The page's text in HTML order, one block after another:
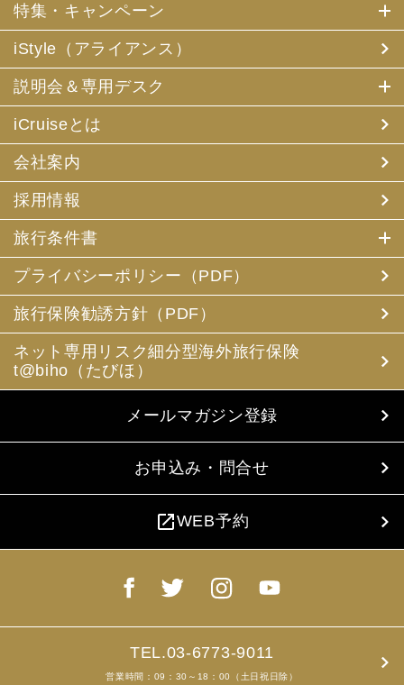
特集・キャンペーン
iStyle（アライアンス）
説明会＆専用デスク
iCruiseとは
会社案内
採用情報
旅行条件書
プライバシーポリシー（PDF）
旅行保険勧誘方針（PDF）
ネット専用リスク細分型海外旅行保険
t@biho（たびほ）
メールマガジン登録
お申込み・問合せ
open_in_newWEB予約
TEL.03-6773-9011
営業時間：09：30～18：00（土日祝日除）